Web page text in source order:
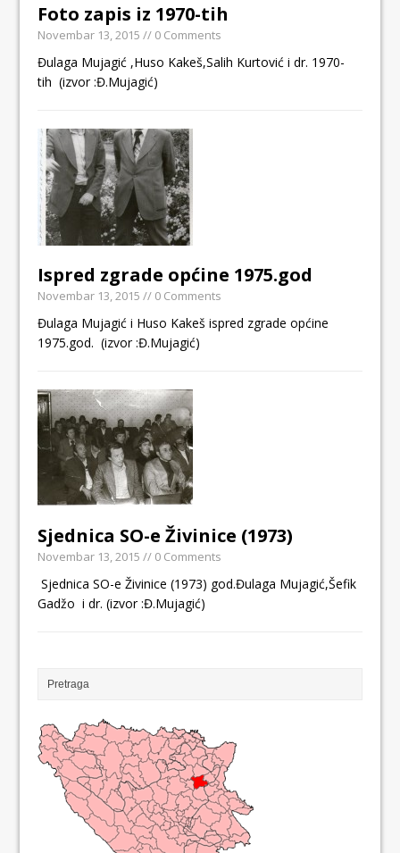
Foto zapis iz 1970-tih
Novembar 13, 2015 // 0 Comments
Đulaga Mujagić ,Huso Kakeš,Salih Kurtović i dr. 1970-
tih (izvor :Đ.Mujagić)
Ispred zgrade općine 1975.god
Novembar 13, 2015 // 0 Comments
Đulaga Mujagić i Huso Kakeš ispred zgrade općine
1975.god. (izvor :Đ.Mujagić)
Sjednica SO-e Živinice (1973)
Novembar 13, 2015 // 0 Comments
Sjednica SO-e Živinice (1973) god.Đulaga Mujagić,Šefik
Gadžo i dr. (izvor :Đ.Mujagić)